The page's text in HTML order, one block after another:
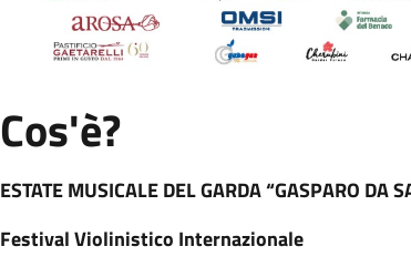
Cos'è?
ESTATE MUSICALE DEL GARDA “GASPARO DA
Festival Violinistico Internazionale